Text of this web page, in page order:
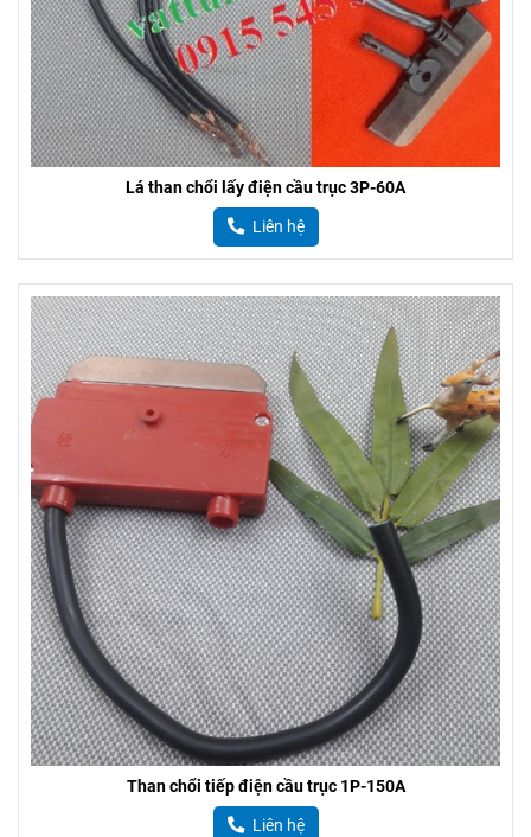
Lá than chổi lấy điện cầu trục 3P-60A
Liên hệ
Than chổi tiếp điện cầu trục 1P-150A
Liên hệ